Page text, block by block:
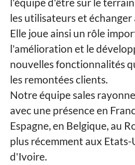
les utilisateurs et échanger
Elle joue ainsi un rôle
l'amélioration et le
nouvelles fonctionnalités
les remontées clients.
Notre équipe sales
avec une présence en
Espagne, en Belgique, au
plus récemment aux Etats-
d'Ivoire.